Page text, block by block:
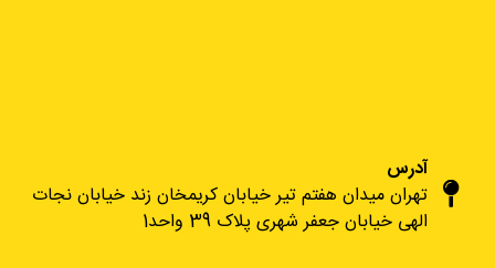
آدرس
تهران میدان هفتم تیر خیابان کریمخان زند خیابان نجات
الهی خیابان جعفر شهری پلاک 39 واحد1